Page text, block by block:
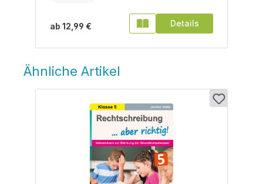
ab 12,99 € Details
Ähnliche Artikel